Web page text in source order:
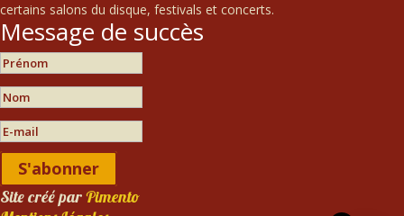
certains salons du disque, festivals et concerts.
Message de succès
S'abonner
Site créé parPimento